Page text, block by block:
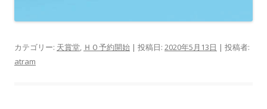
カテゴリー: 天賞堂, ＨＯ予約開始 | 投稿日: 2020年5月13日 | 投稿者:
atram